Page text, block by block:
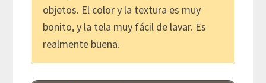
objetos. El color y la textura es muy
bonito, y la tela muy fácil de lavar. Es
realmente buena.